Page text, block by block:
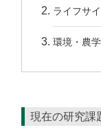
ライフサ
環境・農
現在の研究課